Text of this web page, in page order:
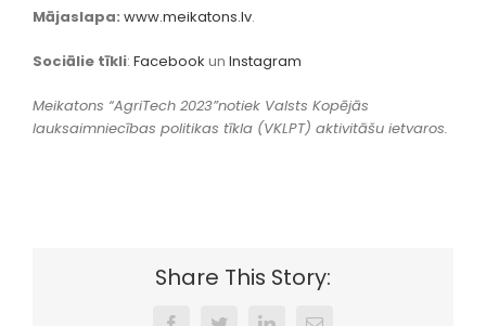
Mājaslapa: www.meikatons.lv.
Sociālie tīkli: Facebook un Instagram
Meikatons “AgriTech 2023”notiek Valsts Kopējās
lauksaimniecības politikas tīkla (VKLPT) aktivitāšu ietvaros.
Share This Story: